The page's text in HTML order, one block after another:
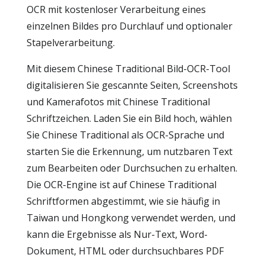
OCR mit kostenloser Verarbeitung eines
einzelnen Bildes pro Durchlauf und optionaler
Stapelverarbeitung.
Mit diesem Chinese Traditional Bild-OCR-Tool
digitalisieren Sie gescannte Seiten, Screenshots
und Kamerafotos mit Chinese Traditional
Schriftzeichen. Laden Sie ein Bild hoch, wählen
Sie Chinese Traditional als OCR-Sprache und
starten Sie die Erkennung, um nutzbaren Text
zum Bearbeiten oder Durchsuchen zu erhalten.
Die OCR-Engine ist auf Chinese Traditional
Schriftformen abgestimmt, wie sie häufig in
Taiwan und Hongkong verwendet werden, und
kann die Ergebnisse als Nur-Text, Word-
Dokument, HTML oder durchsuchbares PDF